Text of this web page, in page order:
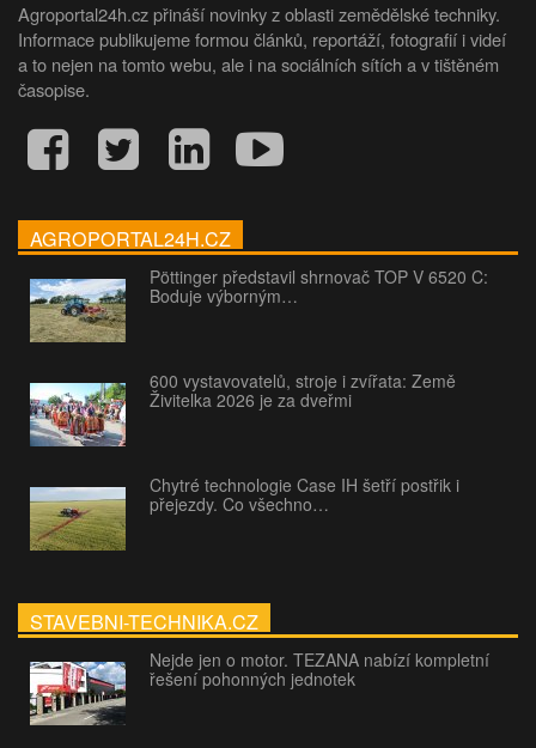
Agroportal24h.cz přináší novinky z oblasti zemědělské techniky.
Informace publikujeme formou článků, reportáží, fotografií i videí
a to nejen na tomto webu, ale i na sociálních sítích a v tištěném
časopise.
AGROPORTAL24H.CZ
Pöttinger představil shrnovač TOP V 6520 C:
Boduje výborným…
600 vystavovatelů, stroje i zvířata: Země
Živitelka 2026 je za dveřmi
Chytré technologie Case IH šetří postřik i
přejezdy. Co všechno…
STAVEBNI-TECHNIKA.CZ
Nejde jen o motor. TEZANA nabízí kompletní
řešení pohonných jednotek